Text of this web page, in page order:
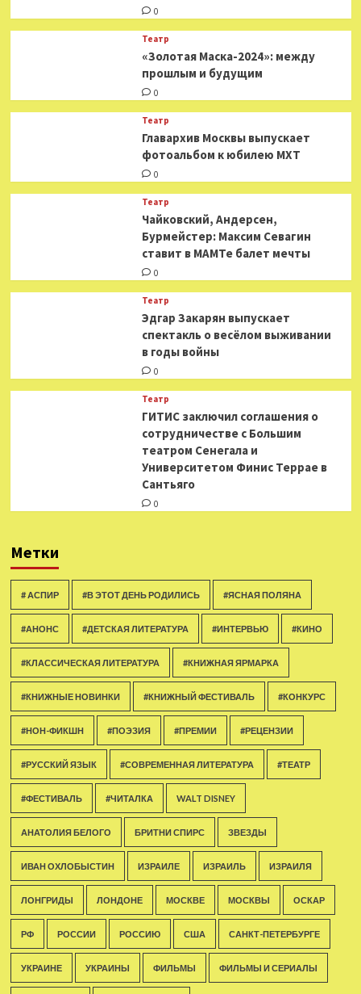
0
Театр
«Золотая Маска-2024»: между
прошлым и будущим
0
Театр
​​Главархив Москвы выпускает
фотоальбом к юбилею МХТ
0
Театр
​​Чайковский, Андерсен,
Бурмейстер: Максим Севагин
ставит в МАМТе балет мечты
0
Театр
Эдгар Закарян выпускает
спектакль о весёлом выживании
в годы войны
0
Театр
ГИТИС заключил соглашения о
сотрудничестве с Большим
театром Сенегала и
Университетом Финис Террае в
Сантьяго
0
Метки
# АСПИР #В ЭТОТ ДЕНЬ РОДИЛИСЬ #ЯСНАЯ ПОЛЯНА
#АНОНС #ДЕТСКАЯ ЛИТЕРАТУРА #ИНТЕРВЬЮ #КИНО
#КЛАССИЧЕСКАЯ ЛИТЕРАТУРА #КНИЖНАЯ ЯРМАРКА
#КНИЖНЫЕ НОВИНКИ #КНИЖНЫЙ ФЕСТИВАЛЬ #КОНКУРС
#НОН-ФИКШН #ПОЭЗИЯ #ПРЕМИИ #РЕЦЕНЗИИ
#РУССКИЙ ЯЗЫК #СОВРЕМЕННАЯ ЛИТЕРАТУРА #ТЕАТР
#ФЕСТИВАЛЬ #ЧИТАЛКА WALT DISNEY
АНАТОЛИЯ БЕЛОГО БРИТНИ СПИРС ЗВЕЗДЫ
ИВАН ОХЛОБЫСТИН ИЗРАИЛЕ ИЗРАИЛЬ ИЗРАИЛЯ
ЛОНГРИДЫ ЛОНДОНЕ МОСКВЕ МОСКВЫ ОСКАР
РФ РОССИИ РОССИЮ США САНКТ-ПЕТЕРБУРГЕ
УКРАИНЕ УКРАИНЫ ФИЛЬМЫ ФИЛЬМЫ И СЕРИАЛЫ